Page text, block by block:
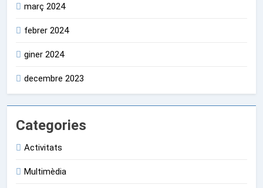
març 2024
febrer 2024
giner 2024
decembre 2023
Categories
Activitats
Multimèdia